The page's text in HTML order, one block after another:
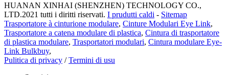
HUANAN XINHAI (SHENZHEN) TECHNOLOGY CO.,
LTD.2021 tutti i diritti riservati. I prudutti caldi - Sitemap
Trasportatore à cinturione modulare, Cinture Modulari Eye Link,
Trasportatore a catena modulare di plastica, Cintura di trasportatore
di plastica modulare, Trasportatori modulari, Cintura modulare Eye-
Link Bulkbuy,
Pulitica di privacy /Termini di usu